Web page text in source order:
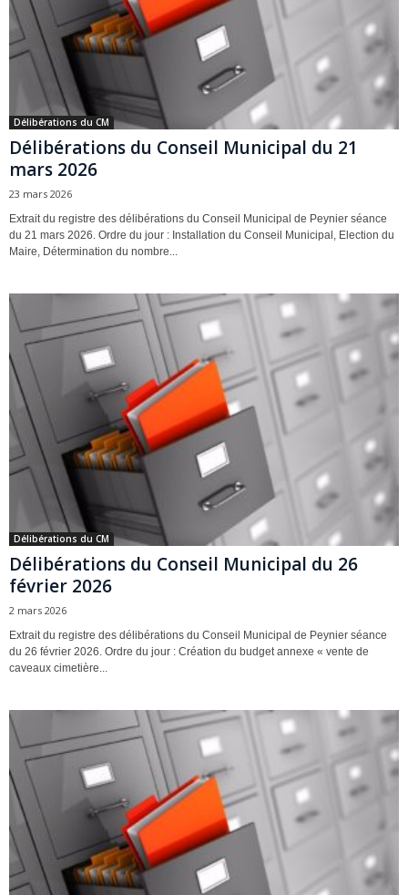
Délibérations du CM
Délibérations du Conseil Municipal du 21
mars 2026
23 mars 2026
Extrait du registre des délibérations du Conseil Municipal de Peynier séance
du 21 mars 2026. Ordre du jour : Installation du Conseil Municipal, Election du
Maire, Détermination du nombre...
Délibérations du CM
Délibérations du Conseil Municipal du 26
février 2026
2 mars 2026
Extrait du registre des délibérations du Conseil Municipal de Peynier séance
du 26 février 2026. Ordre du jour : Création du budget annexe « vente de
caveaux cimetière...